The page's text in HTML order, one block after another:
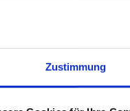
Zustimmung
Das